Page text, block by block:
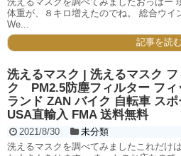
体重が、８キロ増えたのでね。 総合ウイ
We...
記事を読む
洗えるマスク | 洗えるマスク
ク PM2.5防塵フィルター フィ
ランド ZAN バイク 自転車 ス
USA直輸入 FMA 送料無料
2021/8/30
未分類
洗えるマスクを調べてみましたこれだけ